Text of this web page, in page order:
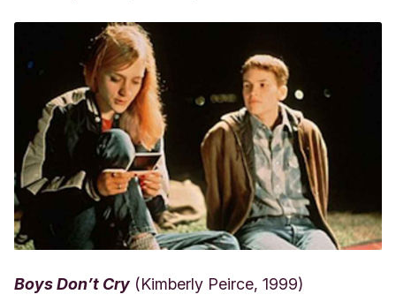
Boys Don’t Cry (Kimberly Peirce, 1999)